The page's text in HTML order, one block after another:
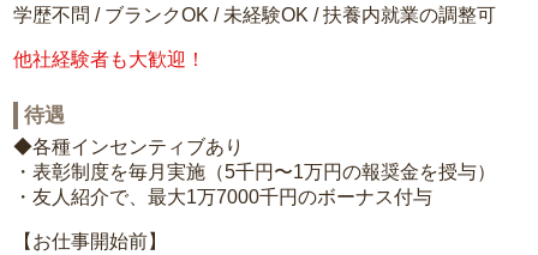
学歴不問 / ブランクOK / 未経験OK / 扶養内就業の調整可
他社経験者も大歓迎！
待遇
◆各種インセンティブあり
・表彰制度を毎月実施（5千円〜1万円の報奨金を授与）
・友人紹介で、最大1万7000千円のボーナス付与
【お仕事開始前】